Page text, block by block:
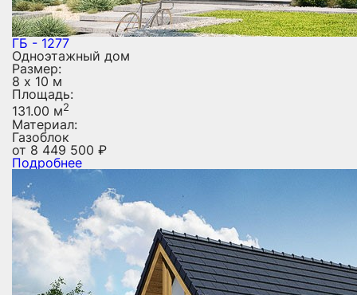
ГБ - 1277
Одноэтажный дом
Размер:
8 х 10 м
Площадь:
131.00 м2
Материал:
Газоблок
от 8 449 500 ₽
Подробнее